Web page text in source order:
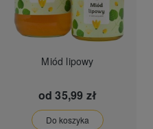
Miód lipowy
od 35,99 zł
Do koszyka